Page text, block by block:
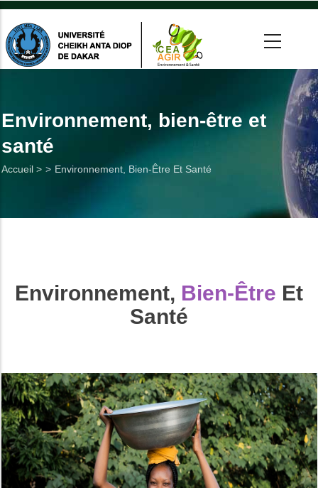
Aller
contenu
principal
Environnement, bien-être et
santé
Fil
Accueil > Environnement, Bien-Être Et Santé
Environnement, Bien-Être Et
Santé